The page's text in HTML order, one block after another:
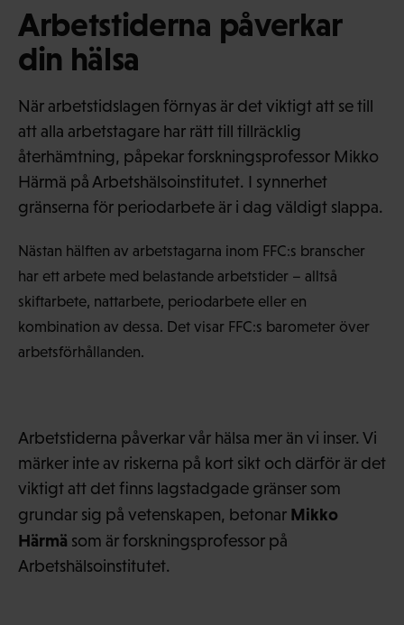
Arbetstiderna påverkar
din hälsa
När arbetstidslagen förnyas är det viktigt att se till
att alla arbetstagare har rätt till tillräcklig
återhämtning, påpekar forskningsprofessor Mikko
Härmä på Arbetshälsoinstitutet. I synnerhet
gränserna för periodarbete är i dag väldigt slappa.
Nästan hälften av arbetstagarna inom FFC:s branscher
har ett arbete med belastande arbetstider – alltså
skiftarbete, nattarbete, periodarbete eller en
kombination av dessa. Det visar FFC:s barometer över
arbetsförhållanden.
Arbetstiderna påverkar vår hälsa mer än vi inser. Vi
märker inte av riskerna på kort sikt och därför är det
viktigt att det finns lagstadgade gränser som
grundar sig på vetenskapen, betonar Mikko
Härmä som är forskningsprofessor på
Arbetshälsoinstitutet.